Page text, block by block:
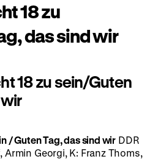
18 zu
das sind wir
18 zu sein/Guten
/ Guten Tag, das sind wir DDR
Armin Georgi, K: Franz Thoms,